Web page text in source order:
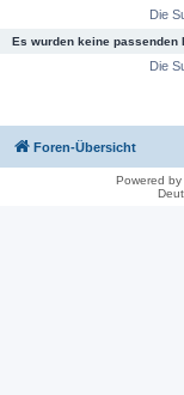
Die
Es wurden keine passenden
Die
Foren-Übersicht
Powered by